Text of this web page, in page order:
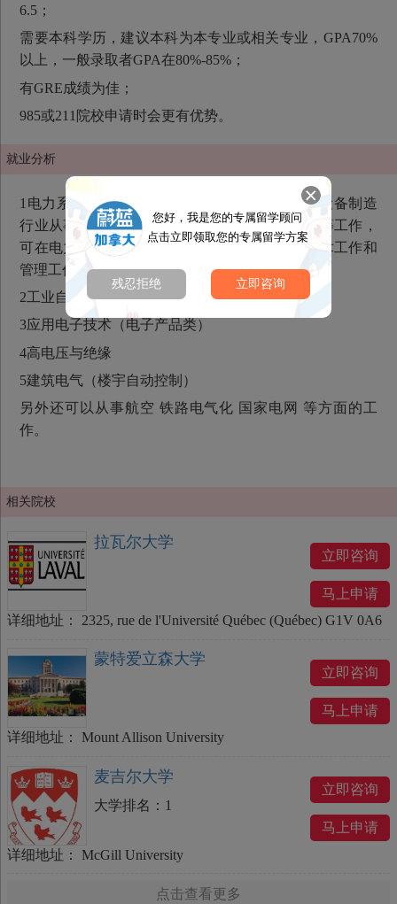
6.5；
需要本科学历，建议本科为本专业或相关专业，GPA70%
以上，一般录取者GPA在80%-85%；
有GRE成绩为佳；
985或211院校申请时会更有优势。
就业分析
1电力系统（包括发电，变电，输电）可在电力设备制造
行业从事高电压设备的设计、开发、生产和管理等工作，
可在电力系统从事高压设备的运行维护方面的技术工作和
管理工作，就业于电业局，供电局，发电厂，
2工业自动控制
3应用电子技术（电子产品类）
4高电压与绝缘
5建筑电气（楼宇自动控制）
另外还可以从事航空 铁路电气化 国家电网 等方面的工
作。
相关院校
拉瓦尔大学
立即咨询
马上申请
详细地址：
2325, rue de l'Université Québec (Québec) G1V 0A6
蒙特爱立森大学
立即咨询
马上申请
详细地址：
Mount Allison University
麦吉尔大学
大学排名： 1
立即咨询
马上申请
详细地址：
McGill University
点击查看更多
您好，我是您的专属留学顾问
点击立即领取您的专属留学方案
残忍拒绝 立即咨询